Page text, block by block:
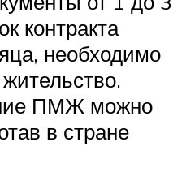
контракта
необходимо
ПМЖ можно
в стране